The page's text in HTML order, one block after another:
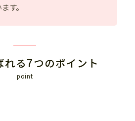
す。
れる7つのポイント
point